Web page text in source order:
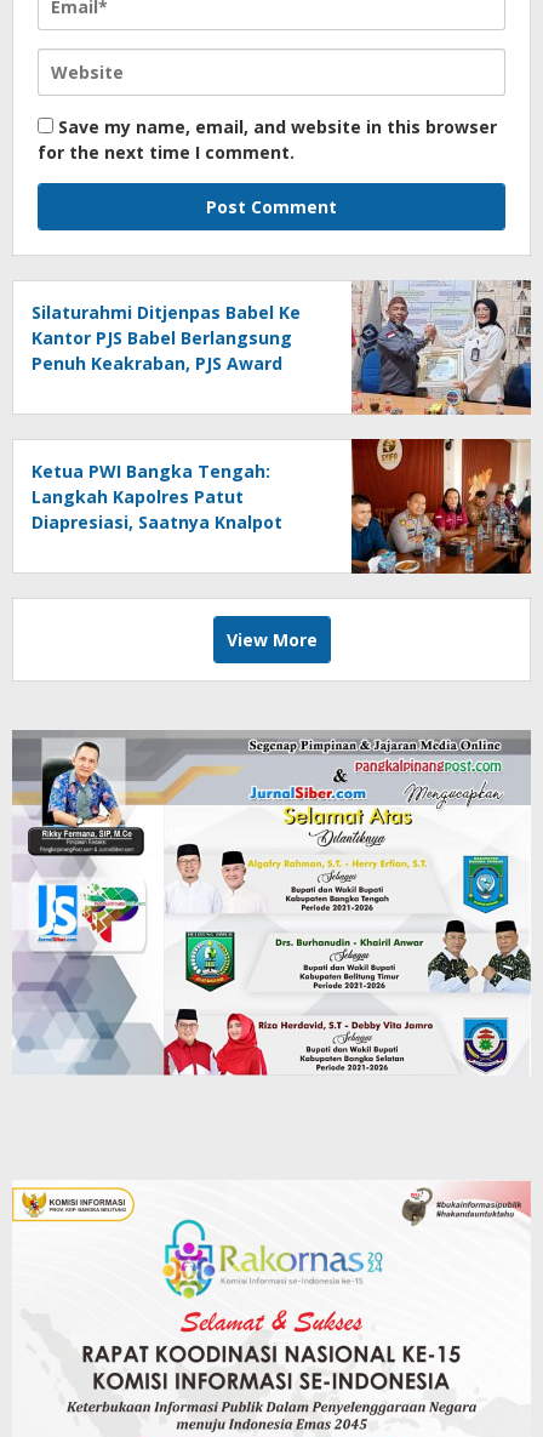
Save my name, email, and website in this browser
for the next time I comment.
Silaturahmi Ditjenpas Babel Ke
Kantor PJS Babel Berlangsung
Penuh Keakraban, PJS Award
Agustina
Ketua PWI Bangka Tengah:
Langkah Kapolres Patut
Diapresiasi, Saatnya Knalpot
View More